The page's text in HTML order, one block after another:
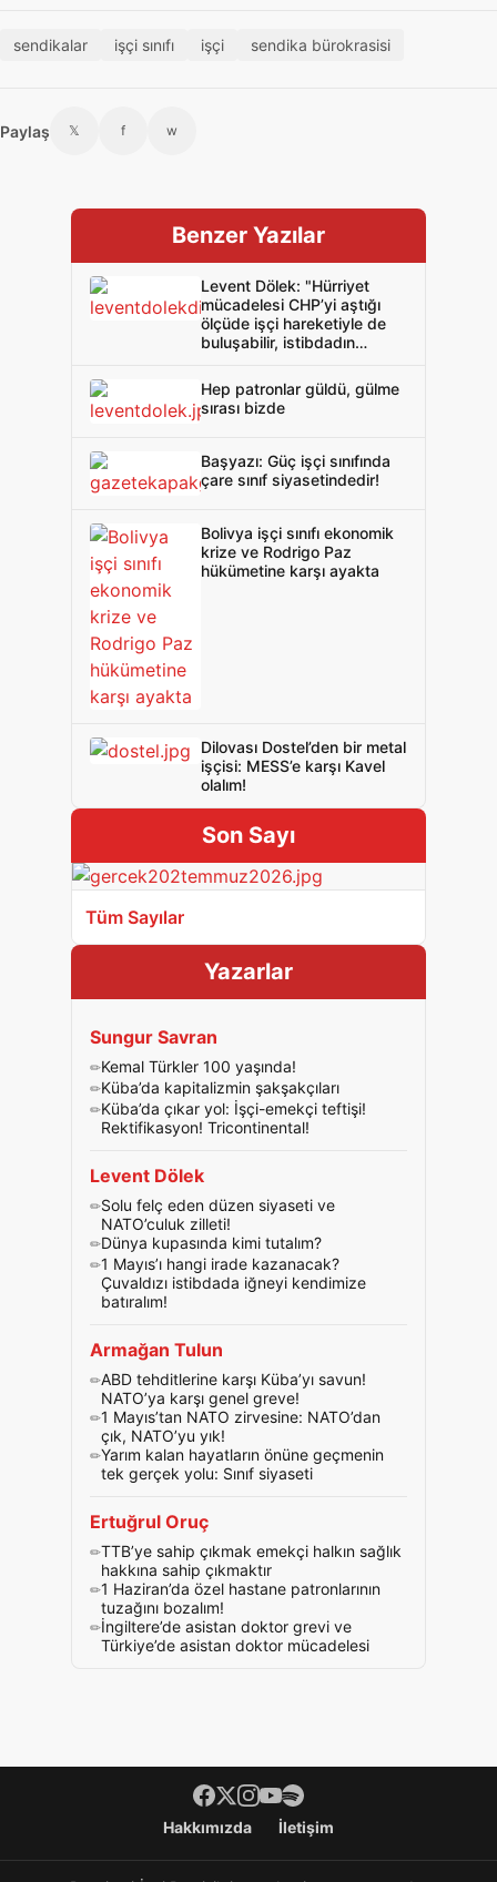
sendikalar işçi sınıfı işçi sendika bürokrasisi
Paylaş 𝕏 f w
Benzer Yazılar
Levent Dölek: "Hürriyet
mücadelesi CHP’yi aştığı
ölçüde işçi hareketiyle de
buluşabilir, istibdadın
Hep patronlar güldü, gülme
sırası bizde
Başyazı: Güç işçi sınıfında
çare sınıf siyasetindedir!
Bolivya işçi sınıfı ekonomik
krize ve Rodrigo Paz
hükümetine karşı ayakta
Dilovası Dostel’den bir metal
işçisi: MESS’e karşı Kavel
olalım!
Son Sayı
Tüm Sayılar
Yazarlar
Sungur Savran
Kemal Türkler 100 yaşında!
Küba’da kapitalizmin şakşakçıları
Küba’da çıkar yol: İşçi-emekçi teftişi!
Rektifikasyon! Tricontinental!
Levent Dölek
Solu felç eden düzen siyaseti ve
NATO’culuk zilleti!
Dünya kupasında kimi tutalım?
1 Mayıs’ı hangi irade kazanacak?
Çuvaldızı istibdada iğneyi kendimize
batıralım!
Armağan Tulun
ABD tehditlerine karşı Küba’yı savun!
NATO’ya karşı genel greve!
1 Mayıs’tan NATO zirvesine: NATO’dan
çık, NATO’yu yık!
Yarım kalan hayatların önüne geçmenin
tek gerçek yolu: Sınıf siyaseti
Ertuğrul Oruç
TTB’ye sahip çıkmak emekçi halkın sağlık
hakkına sahip çıkmaktır
1 Haziran’da özel hastane patronlarının
tuzağını bozalım!
İngiltere’de asistan doktor grevi ve
Türkiye’de asistan doktor mücadelesi
Footer menüHakkımızda İletişim